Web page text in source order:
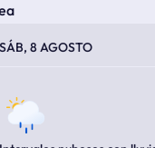
SÁB, 8 AGOSTO